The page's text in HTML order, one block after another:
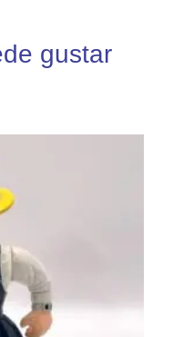
gustar